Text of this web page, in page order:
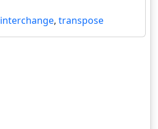
interchange, transpose